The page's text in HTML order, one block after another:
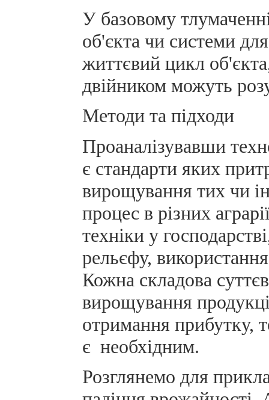
У базовому
об'єкта чи системи
життєвий цикл
двійником можуть
Методи та підходи
Проаналізувавши
є стандарти яких
вирощування тих чи
процес в різних
техніки у
рельєфу,
Кожна складова
вирощування
отримання прибутку,
є необхідним.
Розглянемо для